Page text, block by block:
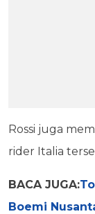
Rossi juga
rider Italia
BACA JUGA:
Boemi